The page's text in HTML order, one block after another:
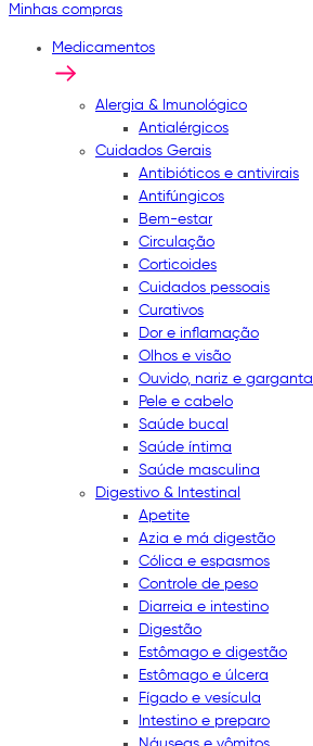
Minhas compras
Medicamentos
Alergia & Imunológico
Antialérgicos
Cuidados Gerais
Antibióticos e antivirais
Antifúngicos
Bem-estar
Circulação
Corticoides
Cuidados pessoais
Curativos
Dor e inflamação
Olhos e visão
Ouvido, nariz e garganta
Pele e cabelo
Saúde bucal
Saúde íntima
Saúde masculina
Digestivo & Intestinal
Apetite
Azia e má digestão
Cólica e espasmos
Controle de peso
Diarreia e intestino
Digestão
Estômago e digestão
Estômago e úlcera
Fígado e vesícula
Intestino e preparo